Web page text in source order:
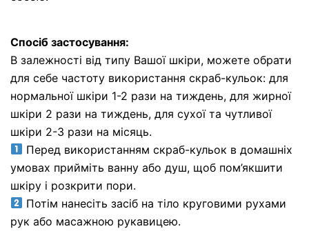
Спосіб застосування:
В залежності від типу Вашої шкіри, можете обрати
для себе частоту використання скраб-кульок: для
нормальної шкіри 1-2 рази на тиждень, для жирної
шкіри 2 рази на тиждень, для сухої та чутливої
шкіри 2-3 рази на місяць.
Перед використанням скраб-кульок в домашніх
умовах прийміть ванну або душ, щоб пом’якшити
шкіру і розкрити пори.
Потім нанесіть засіб на тіло круговими рухами
рук або масажною рукавицею.